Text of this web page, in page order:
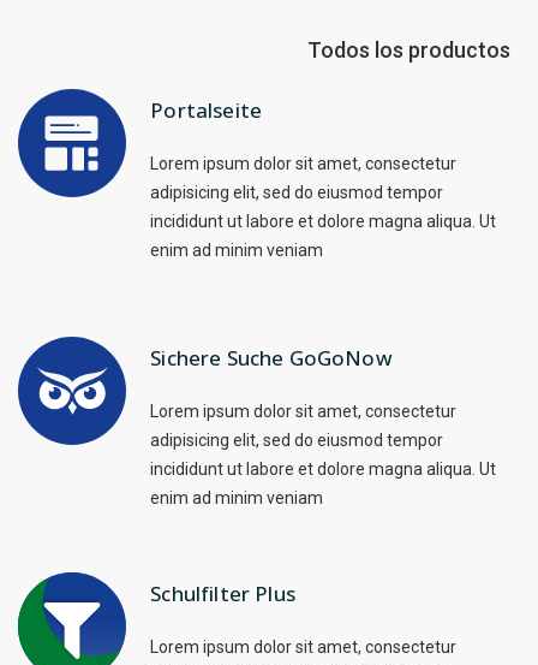
Todos los productos
Portalseite
Lorem ipsum dolor sit amet, consectetur
adipisicing elit, sed do eiusmod tempor
incididunt ut labore et dolore magna aliqua. Ut
enim ad minim veniam
Sichere Suche GoGoNow
Lorem ipsum dolor sit amet, consectetur
adipisicing elit, sed do eiusmod tempor
incididunt ut labore et dolore magna aliqua. Ut
enim ad minim veniam
Schulfilter Plus
Lorem ipsum dolor sit amet, consectetur